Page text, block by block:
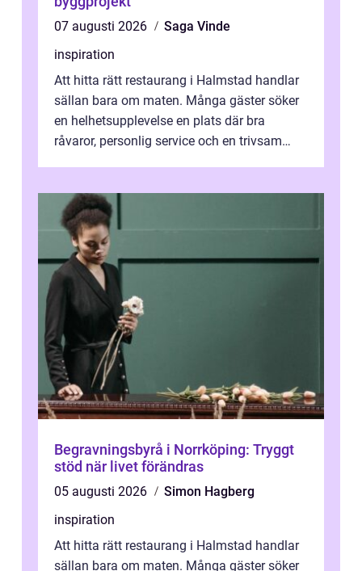
07 augusti 2026
Saga Vinde
inspiration
Att hitta rätt restaurang i Halmstad handlar
sällan bara om maten. Många gäster söker
en helhetsupplevelse en plats där bra
råvaror, personlig service och en trivsam
Begravningsbyrå i Norrköping: Tryggt
stöd när livet förändras
05 augusti 2026
Simon Hagberg
inspiration
Att hitta rätt restaurang i Halmstad handlar
sällan bara om maten. Många gäster söker